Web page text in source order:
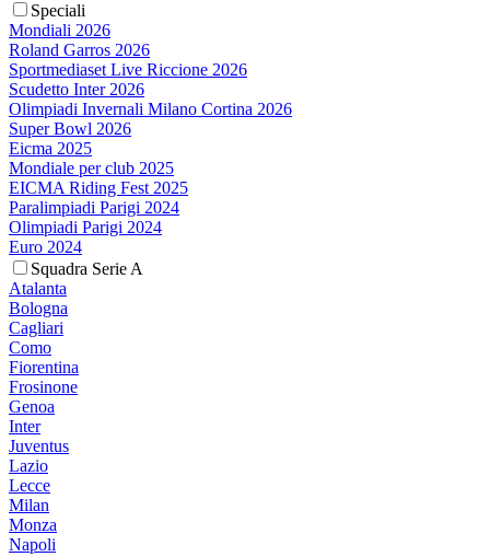
Speciali
Mondiali 2026
Roland Garros 2026
Sportmediaset Live Riccione 2026
Scudetto Inter 2026
Olimpiadi Invernali Milano Cortina 2026
Super Bowl 2026
Eicma 2025
Mondiale per club 2025
EICMA Riding Fest 2025
Paralimpiadi Parigi 2024
Olimpiadi Parigi 2024
Euro 2024
Squadra Serie A
Atalanta
Bologna
Cagliari
Como
Fiorentina
Frosinone
Genoa
Inter
Juventus
Lazio
Lecce
Milan
Monza
Napoli